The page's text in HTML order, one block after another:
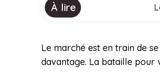
À lire
Le marché est en train de
davantage. La bataille pour